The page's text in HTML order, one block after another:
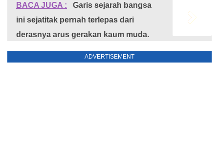
BACA JUGA :
Garis sejarah bangsa
ini sejatitak pernah terlepas dari
derasnya arus gerakan kaum muda.
ADVERTISEMENT